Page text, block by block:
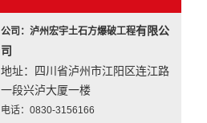
公司：泸州宏宇土石方爆破工程有限公
司
地址：四川省泸州市江阳区连江路
一段兴泸大厦一楼
电话：0830-3156166